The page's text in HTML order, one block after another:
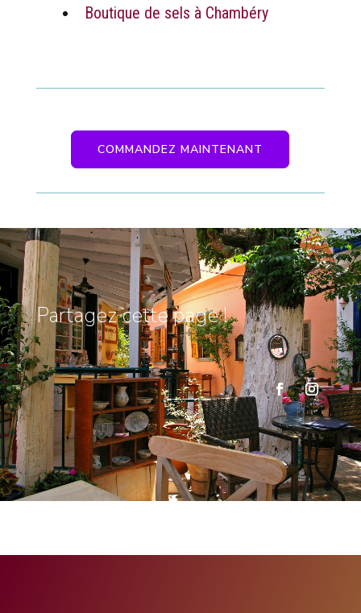
Boutique de sels à Chambéry
COMMANDEZ MAINTENANT
Partagez cette page !